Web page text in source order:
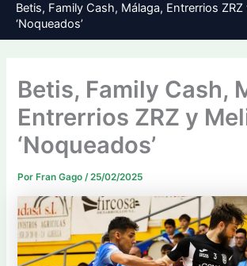
Betis, Family Cash, Málaga, Entrerrios
‘Noqueados’
Betis, Family Cash,
Entrerrios ZRZ y
‘Noqueados’
PorFran Gago /25/02/2025